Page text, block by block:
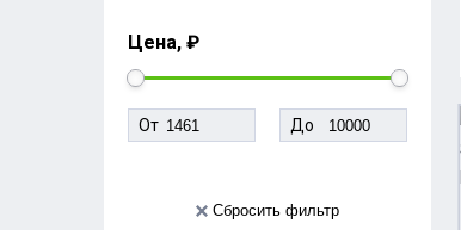
Цена, ₽
От До
Сбросить фильтр